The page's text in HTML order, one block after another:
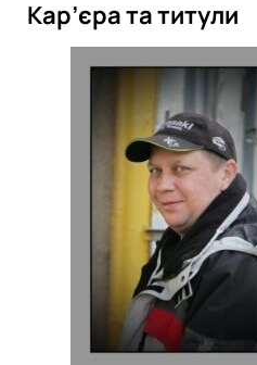
Кар’єра та титули